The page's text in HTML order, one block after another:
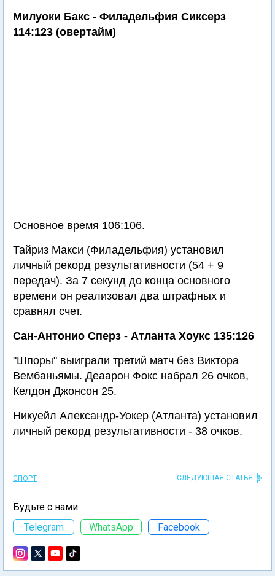
Милуоки Бакс - Филадельфия Сиксерз
114:123 (овертайм)
Основное время 106:106.
Тайриз Макси (Филадельфия) установил
личный рекорд результативности (54 + 9
передач). За 7 секунд до конца основного
времени он реализовал два штрафных и
сравнял счет.
Сан-Антонио Сперз - Атланта Хоукс 135:126
"Шпоры" выиграли третий матч без Виктора
Вембаньямы. Деаарон Фокс набрал 26 очков,
Келдон Джонсон 25.
Никуейл Александр-Уокер (Атланта) установил
личный рекорд результативности - 38 очков.
СПОРТ СЛЕДУЮЩАЯ СТАТЬЯ
Будьте с нами:
Telegram
WhatsApp Facebook